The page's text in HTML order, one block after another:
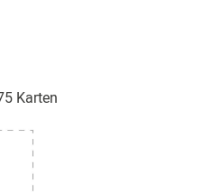
Karten